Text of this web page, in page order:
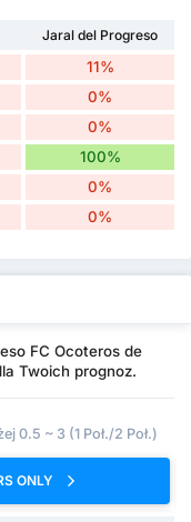
Jaral del Progreso
11%
0%
0%
100%
0%
0%
FC Ocoteros de
Twoich prognoz.
0.5 ~ 3 (1 Poł./2 Poł.)
ONLY